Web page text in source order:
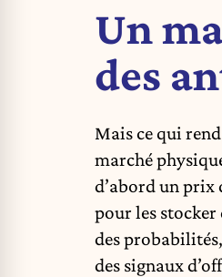
Un
des
Mais ce qui
marché
d’abord un prix
pour les stocker
des
des signaux